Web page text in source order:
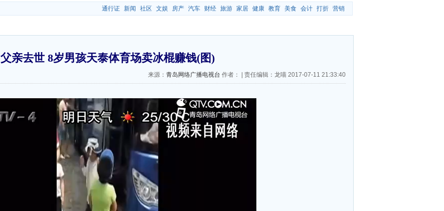
通行证 新闻 社区 文娱 房产 汽车 财经 旅游 家居 健康 教育 美食 会计 打折 营销
父亲去世 8岁男孩天泰体育场卖冰棍赚钱(图)
来源： 青岛网络广播电视台 作者： 责任编辑：龙喵 2017-07-11 21:33:40